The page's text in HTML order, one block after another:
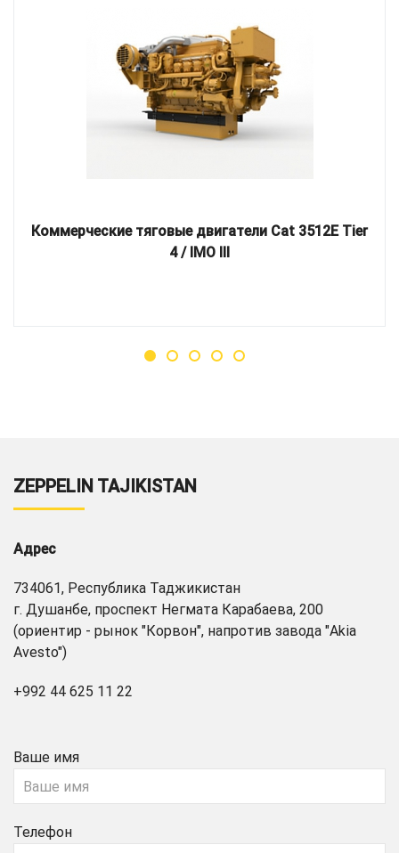
Коммерческие тяговые двигатели Cat 3512E Tier
4 / IMO III
ZEPPELIN TAJIKISTAN
Адрес
734061, Республика Таджикистан
г. Душанбе, проспект Негмата Карабаева, 200
(ориентир - рынок "Корвон", напротив завода "Akia
Avesto")
+992 44 625 11 22
Ваше имя
Телефон